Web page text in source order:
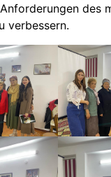
des
verbessern.